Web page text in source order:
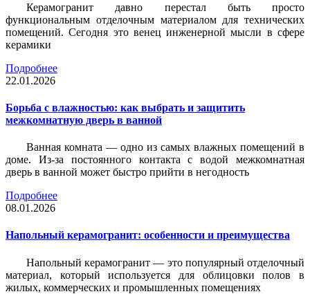
Керамогранит давно перестал быть просто
функциональным отделочным материалом для технических
помещений. Сегодня это венец инженерной мысли в сфере
керамики
Подробнее
22.01.2026
Борьба с влажностью: как выбрать и защитить
межкомнатную дверь в ванной
Ванная комната — одно из самых влажных помещений в
доме. Из-за постоянного контакта с водой межкомнатная
дверь в ванной может быстро прийти в негодность
Подробнее
08.01.2026
Напольный керамогранит: особенности и преимущества
Напольный керамогранит — это популярный отделочный
материал, который используется для облицовки полов в
жилых, коммерческих и промышленных помещениях